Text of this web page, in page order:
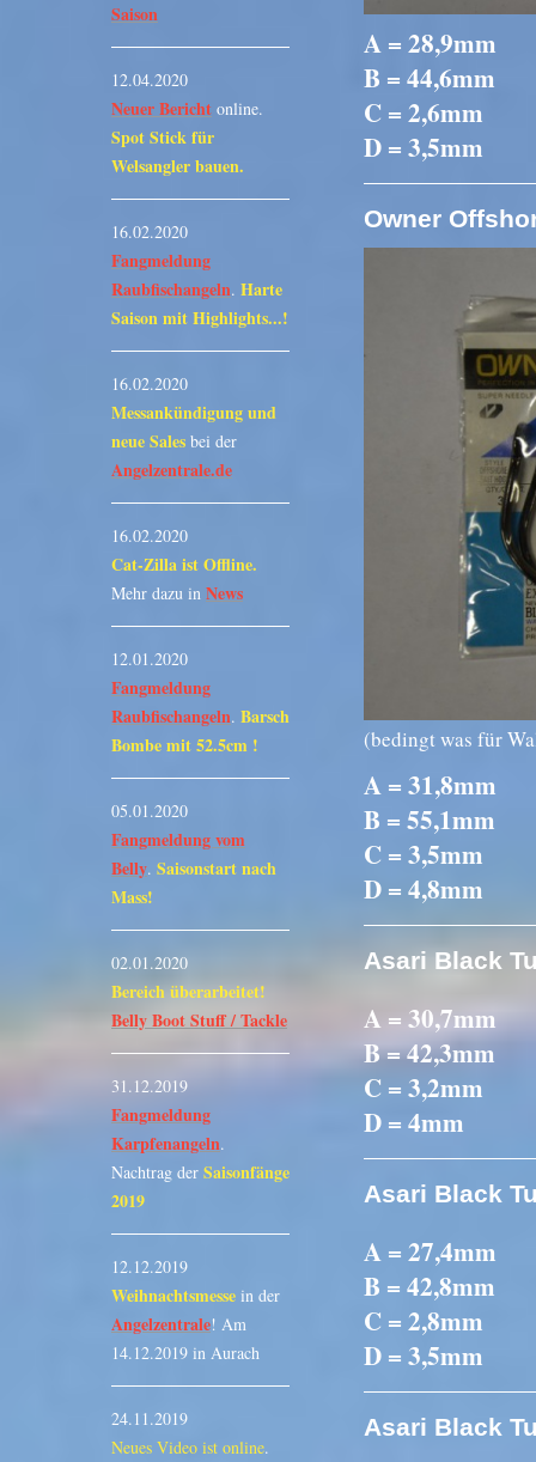
A = 28,9mm
B = 44,6mm
C = 2,6mm
D = 3,5mm
Owner
(bedingt was für
A = 31,8mm
B = 55,1mm
C = 3,5mm
D = 4,8mm
Asari Black
A = 30,7mm
B = 42,3mm
C = 3,2mm
D = 4mm
Asari Black
A = 27,4mm
B = 42,8mm
C = 2,8mm
D = 3,5mm
Asari Black
Saison
12.04.2020
Neuer Bericht online.
Spot Stick für
Welsangler bauen.
16.02.2020
Fangmeldung
Raubfischangeln. Harte
Saison mit Highlights...!
16.02.2020
Messankündigung und
neue Sales bei der
Angelzentrale.de
16.02.2020
Cat-Zilla ist Offline.
Mehr dazu in News
12.01.2020
Fangmeldung
Raubfischangeln. Barsch
Bombe mit 52.5cm !
05.01.2020
Fangmeldung vom
Belly. Saisonstart nach
Mass!
02.01.2020
Bereich überarbeitet!
Belly Boot Stuff / Tackle
31.12.2019
Fangmeldung
Karpfenangeln.
Nachtrag der Saisonfänge
2019
12.12.2019
Weihnachtsmesse in der
Angelzentrale! Am
14.12.2019 in Aurach
24.11.2019
Neues Video ist online.